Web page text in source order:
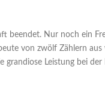
beendet. Nur noch ein
von zwölf Zählern aus
grandiose Leistung bei